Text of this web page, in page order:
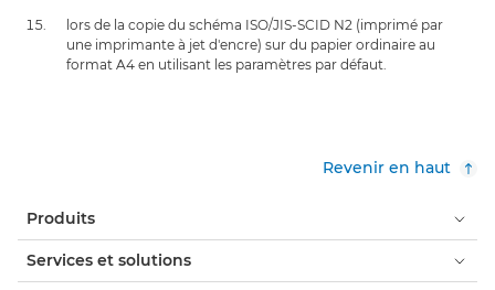
lors de la copie du schéma ISO/JIS-SCID N2 (imprimé par
une imprimante à jet d'encre) sur du papier ordinaire au
format A4 en utilisant les paramètres par défaut.
Revenir en haut
Produits
Services et solutions